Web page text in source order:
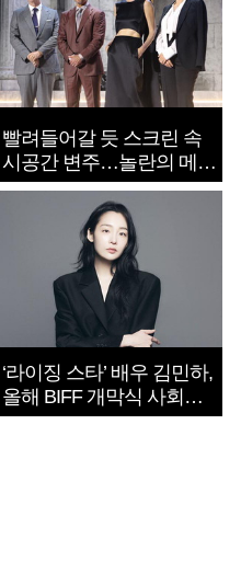
빨려들어갈 듯 스크린 속
시공간 변주…놀란의 메시
지는 ‘전쟁 속죄’
‘라이징 스타’ 배우 김민하,
올해 BIFF 개막식 사회자
확정